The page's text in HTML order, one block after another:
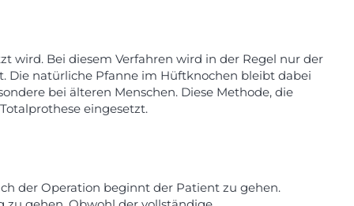
wird. Bei diesem Verfahren wird in der Regel nur der
Die natürliche Pfanne im Hüftknochen bleibt dabei
bei älteren Menschen. Diese Methode, die
eingesetzt.
der Operation beginnt der Patient zu gehen.